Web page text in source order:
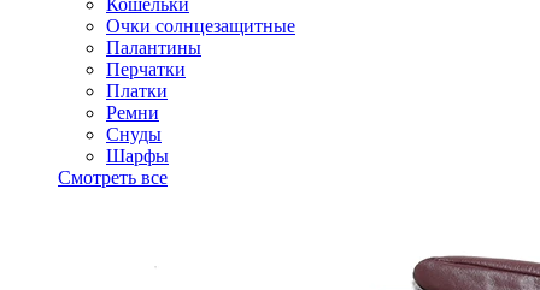
Кошельки
Очки солнцезащитные
Палантины
Перчатки
Платки
Ремни
Снуды
Шарфы
Смотреть все